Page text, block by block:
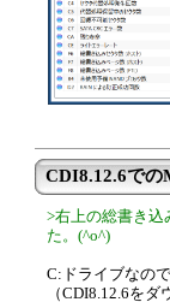
CDI8.12.6での
>右上の総書き込
た。(^o^)
C:ドライブなの
（CDI8.12.6を